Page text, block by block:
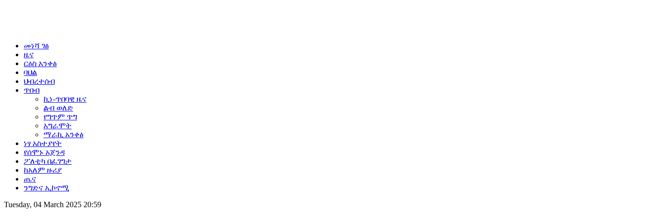
መነሻ ገፅ
ዜና
ርዕስ አንቀፅ
ባህል
ህብረተሰብ
ጥበብ
ኪነ-ጥበባዊ ዜና
ልብ ወለድ
የግጥም ጥግ
አግራሞት
ማራኪ አንቀፅ
ነፃ አስተያየት
የሰሞኑ አጀንዳ
ፖለቲካ በፈገግታ
ከአለም ዙሪያ
ጤና
ንግድና ኢኮኖሚ
Tuesday, 04 March 2025 20:59